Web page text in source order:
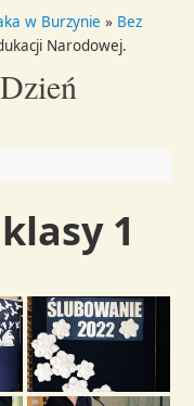
w Burzynie » Bez
Narodowej.
1